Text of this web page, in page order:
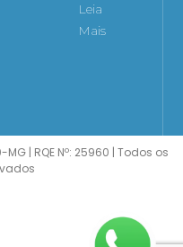
Leia
Mais
| RQE Nº: 25960 | Todos os